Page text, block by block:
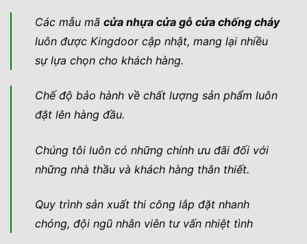
Các mẫu mã cửa nhựa cửa gỗcửa chống cháy
luôn được Kingdoor cập nhật, mang lại nhiều
sự lựa chọn cho khách hàng.
Chế độ bảo hành về chất lượng sản phẩm luôn
đặt lên hàng đầu.
Chúng tôi luôn có những chính ưu đãi đối với
những nhà thầu và khách hàng thân thiết.
Quy trình sản xuất thi công lắp đặt nhanh
chóng, đội ngũ nhân viên tư vấn nhiệt tình